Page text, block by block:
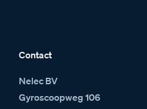
Contact
Nelec BV
Gyroscoopweg 106